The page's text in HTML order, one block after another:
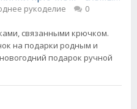
рукоделие 0
связанными крючком.
на подарки родным и
подарок ручной